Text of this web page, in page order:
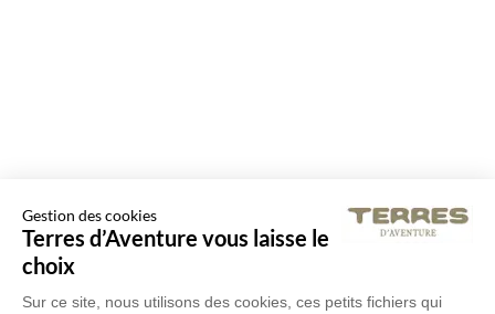
Gestion des cookies
Terres d’Aventure vous laisse le
choix
Sur ce site, nous utilisons des cookies, ces petits fichiers qui